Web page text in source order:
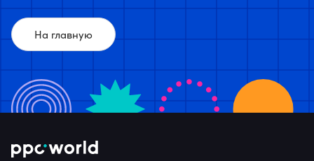
На главную